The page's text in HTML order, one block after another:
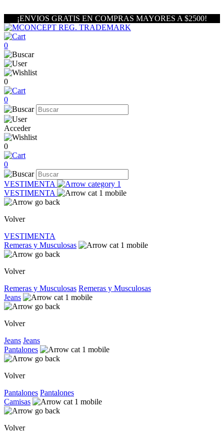
¡ENVIOS GRATIS EN COMPRAS MAYORES A $2500!
0
0
0
Acceder
0
0
VESTIMENTA
VESTIMENTA
Volver
VESTIMENTA
Remeras y Musculosas
Volver
Remeras y Musculosas Remeras y Musculosas
Jeans
Volver
Jeans Jeans
Pantalones
Volver
Pantalones Pantalones
Camisas
Volver